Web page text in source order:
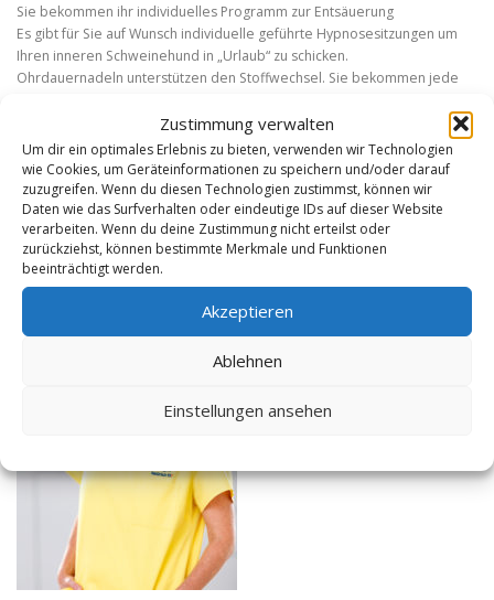
Zustimmung verwalten
Um dir ein optimales Erlebnis zu bieten, verwenden wir Technologien
wie Cookies, um Geräteinformationen zu speichern und/oder darauf
zuzugreifen. Wenn du diesen Technologien zustimmst, können wir
Daten wie das Surfverhalten oder eindeutige IDs auf dieser Website
verarbeiten. Wenn du deine Zustimmung nicht erteilst oder
zurückziehst, können bestimmte Merkmale und Funktionen
beeinträchtigt werden.
Akzeptieren
Ablehnen
Einstellungen ansehen
Sie bekommen ihr individuelles Programm zur Entsäuerung
Es gibt für Sie auf Wunsch individuelle geführte Hypnosesitzungen um
Ihren inneren Schweinehund in „Urlaub“ zu schicken.
Ohrdauernadeln unterstützen den Stoffwechsel. Sie bekommen jede
Wir wollen, dass es für Sie 3 wunderbare, erfolgreiche Wochen werden.
JULIA REUL